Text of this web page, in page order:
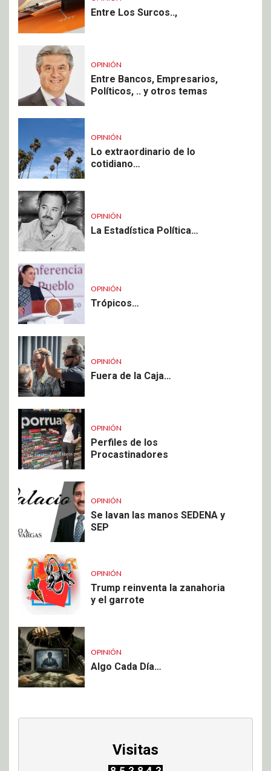
Entre Los Surcos..,
OPINIÓN
Entre Bancos, Empresarios,
Políticos, .. y otros temas
OPINIÓN
Lo extraordinario de lo
cotidiano…
OPINIÓN
La Estadística Política…
OPINIÓN
Trópicos…
OPINIÓN
Fuera de la Caja…
OPINIÓN
Perfiles de los
Procastinadores
OPINIÓN
Se lavan las manos SEDENA y
SEP
OPINIÓN
Trump reinventa la zanahoria
y el garrote
OPINIÓN
Algo Cada Día…
Visitas